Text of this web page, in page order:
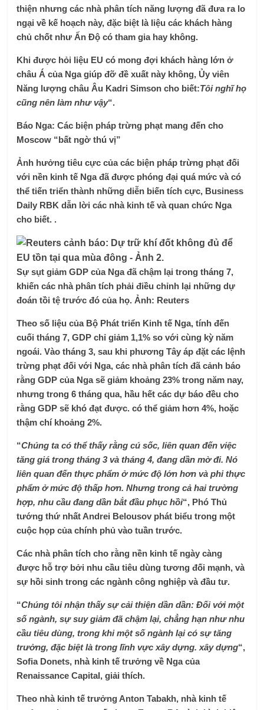
thiện nhưng các nhà phân tích năng lượng đã đưa ra lo
ngại về kế hoạch này, đặc biệt là liệu các khách hàng
chủ chốt như Ấn Độ có tham gia hay không.
Khi được hỏi liệu EU có mong đợi khách hàng lớn ở
châu Á của Nga giúp đỡ đề xuất này không, Ủy viên
Năng lượng châu Âu Kadri Simson cho biết:Tôi nghĩ họ
cũng nên làm như vậy“.
Báo Nga: Các biện pháp trừng phạt mang đến cho
Moscow “bất ngờ thú vị”
Ảnh hưởng tiêu cực của các biện pháp trừng phạt đối
với nền kinh tế Nga đã được phóng đại quá mức và có
thể tiến triển thành những diễn biến tích cực, Business
Daily RBK dẫn lời các nhà kinh tế và quan chức Nga
cho biết. .
Sự sụt giảm GDP của Nga đã chậm lại trong tháng 7,
khiến các nhà phân tích phải điều chỉnh lại những dự
đoán tồi tệ trước đó của họ. Ảnh: Reuters
Theo số liệu của Bộ Phát triển Kinh tế Nga, tính đến
cuối tháng 7, GDP chỉ giảm 1,1% so với cùng kỳ năm
ngoái. Vào tháng 3, sau khi phương Tây áp đặt các lệnh
trừng phạt đối với Nga, các nhà phân tích đã cảnh báo
rằng GDP của Nga sẽ giảm khoảng 23% trong năm nay,
nhưng trong 6 tháng qua, hầu hết các dự báo đều cho
rằng GDP sẽ khó đạt được. có thể giảm hơn 4%, hoặc
thậm chí khoảng 2%.
“Chúng ta có thể thấy rằng cú sốc, liên quan đến việc
tăng giá trong tháng 3 và tháng 4, đang dần mờ đi. Nó
liên quan đến thực phẩm ở mức độ lớn hơn và phi thực
phẩm ở mức độ thấp hơn. Nhưng trong cả hai trường
hợp, nhu cầu đang dần bắt đầu phục hồi“, Phó Thủ
tướng thứ nhất Andrei Belousov phát biểu trong một
cuộc họp của chính phủ vào tuần trước.
Các nhà phân tích cho rằng nền kinh tế ngày càng
được hỗ trợ bởi nhu cầu tiêu dùng tương đối mạnh, và
sự hồi sinh trong các ngành công nghiệp và đầu tư.
“Chúng tôi nhận thấy sự cải thiện dần dần: Đối với một
số ngành, sự suy giảm đã chậm lại, chẳng hạn như nhu
cầu tiêu dùng, trong khi một số ngành lại có sự tăng
trưởng, đặc biệt là trong lĩnh vực xây dựng. xây dựng“,
Sofia Donets, nhà kinh tế trưởng về Nga của
Renaissance Capital, giải thích.
Theo nhà kinh tế trưởng Anton Tabakh, nhà kinh tế